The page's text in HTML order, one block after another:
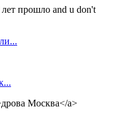
прошло and u don't
Москва</a>